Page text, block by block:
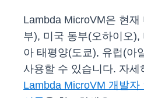
Lambda MicroVM은 현
부), 미국 동부(오하이오),
아 태평양(도쿄), 유럽(아
사용할 수 있습니다. 자세
Lambda MicroVM 개발자